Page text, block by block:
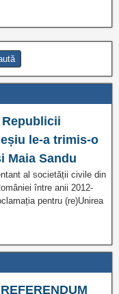
le-a trimis-o
Maia Sandu
al societății civile din
între anii 2012-
pentru (re)Unirea